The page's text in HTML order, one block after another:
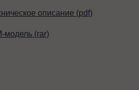
описание (pdf)
модель (rar)